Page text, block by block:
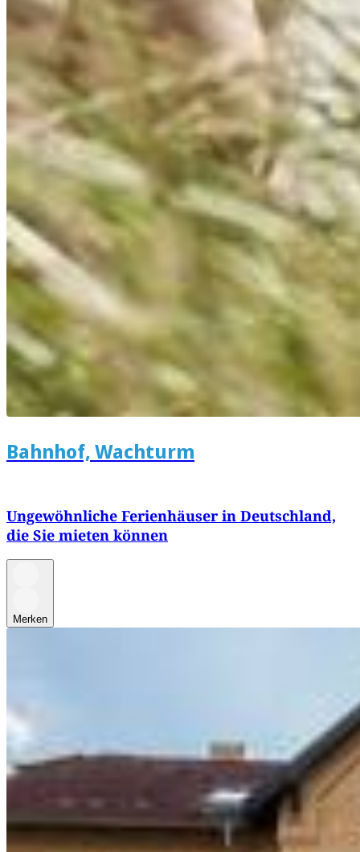
Bahnhof, Wachturm
Ungewöhnliche Ferienhäuser in Deutschland,
die Sie mieten können
Merken